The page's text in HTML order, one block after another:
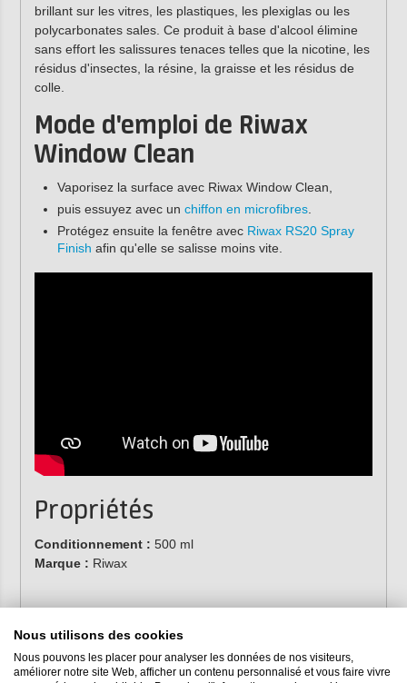
brillant sur les vitres, les plastiques, les plexiglas ou les
polycarbonates sales. Ce produit à base d'alcool élimine
sans effort les salissures tenaces telles que la nicotine, les
résidus d'insectes, la résine, la graisse et les résidus de
colle.
Mode d'emploi de Riwax
Window Clean
Vaporisez la surface avec Riwax Window Clean,
puis essuyez avec un chiffon en microfibres.
Protégez ensuite la fenêtre avec Riwax RS20 Spray
Finish afin qu'elle se salisse moins vite.
Propriétés
Conditionnement : 500 ml
Marque : Riwax
Nous utilisons des cookies
Nous pouvons les placer pour analyser les données de nos visiteurs,
améliorer notre site Web, afficher un contenu personnalisé et vous faire vivre